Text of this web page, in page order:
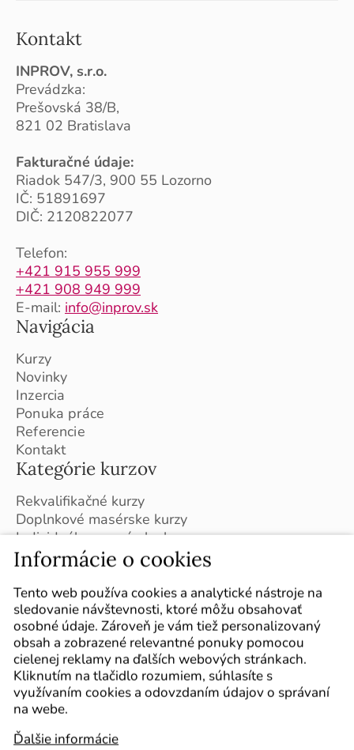
Kontakt
INPROV, s.r.o.
Prevádzka:
Prešovská 38/B,
821 02 Bratislava
Fakturačné údaje:
Riadok 547/3, 900 55 Lozorno
IČ: 51891697
DIČ: 2120822077
Telefon:
+421 915 955 999
+421 908 949 999
E-mail: info@inprov.sk
Navigácia
Kurzy
Novinky
Inzercia
Ponuka práce
Referencie
Kontakt
Kategórie kurzov
Rekvalifikačné kurzy
Doplnkové masérske kurzy
Individuálne masérske kurzy
Kurzy v ČR (Brno)
Plán kurzov na školský rok 2026 / 2027
Sledujte nás
Označte nás vo svojich príspevkoch :-)
KurzyCookie policy
Informácie o cookies
Tento web používa cookies a analytické nástroje na
sledovanie návštevnosti, ktoré môžu obsahovať
osobné údaje. Zároveň je vám tiež personalizovaný
obsah a zobrazené relevantné ponuky pomocou
cielenej reklamy na ďalších webových stránkach.
Kliknutím na tlačidlo rozumiem, súhlasíte s
využívaním cookies a odovzdaním údajov o správaní
na webe.
Ďalšie informácie